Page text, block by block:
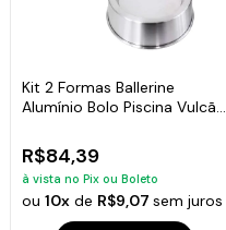
Kit 2 Formas Ballerine
Alumínio Bolo Piscina Vulcão
R$84,39
à vista no Pix ou Boleto
ou10x de R$9,07sem juros